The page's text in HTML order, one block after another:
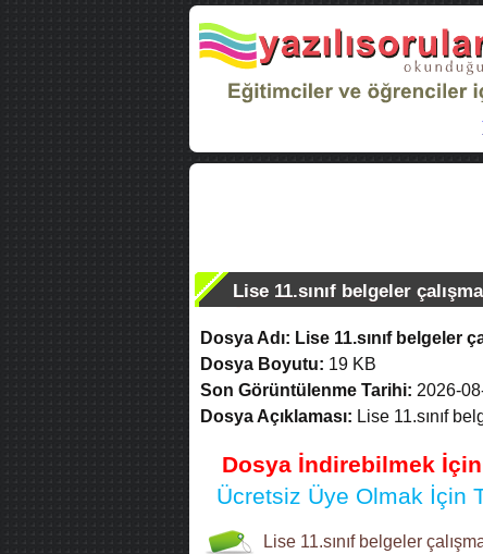
Lise 11.sınıf belgeler
Dosya Adı: Lise 11.sınıf belgeler
Dosya Boyutu: 19 KB
Son Görüntülenme Tarihi: 2026-
Dosya Açıklaması: Lise 11.sınıf
Dosya İndirebilmek
Ücretsiz Üye Olmak İçin
Lise 11.sınıf belgeler